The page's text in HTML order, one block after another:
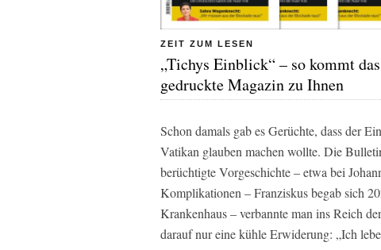
ZEIT ZUM LESEN
„Tichys Einblick“ – so kommt das
gedruckte Magazin zu Ihnen
Schon damals gab es Gerüchte, dass der
Vatikan glauben machen wollte. Die
berüchtigte Vorgeschichte – etwa bei
Komplikationen – Franziskus begab sich
Krankenhaus – verbannte man ins Reich
darauf nur eine kühle Erwiderung: „Ich